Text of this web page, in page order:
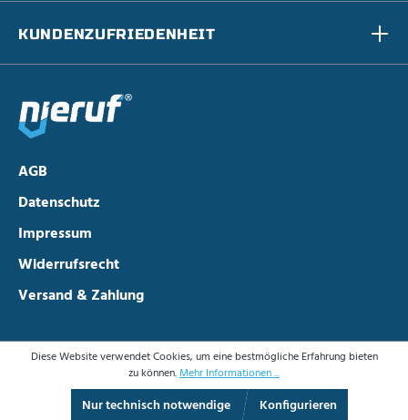
KUNDENZUFRIEDENHEIT
AGB
Datenschutz
Impressum
Widerrufsrecht
Versand & Zahlung
Diese Website verwendet Cookies, um eine bestmögliche Erfahrung bieten
zu können.Mehr Informationen ...
Nur technisch notwendige Konfigurieren